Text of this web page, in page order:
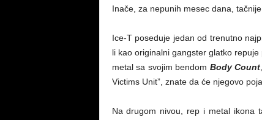
Inače, za nepunih mesec dana,
Ice-T poseduje jedan od trenutno
li kao originalni gangster glatko
metal sa svojim bendom Body Count
Victims Unit”, znate da će njegovo
Na drugom nivou, rep i metal ikona